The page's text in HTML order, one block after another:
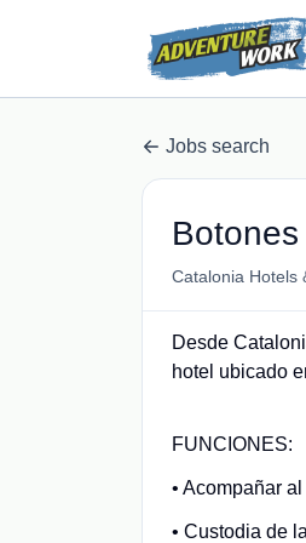
Jobs search
Catalonia Hotels
Desde
hotel ubicado
FUNCIONES:
• Acompañar
• Custodia de